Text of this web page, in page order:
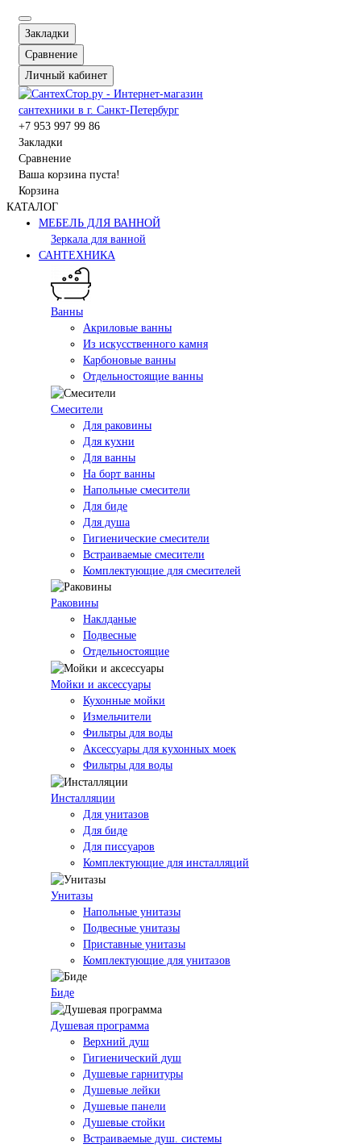
Закладки
Сравнение
Личный кабинет
+7 953 997 99 86
Закладки
Сравнение
Ваша корзина пуста!
Корзина
КАТАЛОГ
МЕБЕЛЬ ДЛЯ ВАННОЙ
Зеркала для ванной
САНТЕХНИКА
Ванны
Акриловые ванны
Из искусственного камня
Карбоновые ванны
Отдельностоящие ванны
Смесители
Для раковины
Для кухни
Для ванны
На борт ванны
Напольные смесители
Для биде
Для душа
Гигиенические смесители
Встраиваемые смесители
Комплектующие для смесителей
Раковины
Наклданые
Подвесные
Отдельностоящие
Мойки и аксессуары
Кухонные мойки
Измельчители
Фильтры для воды
Аксессуары для кухонных моек
Фильтры для воды
Инсталляции
Для унитазов
Для биде
Для писсуаров
Комплектующие для инсталляций
Унитазы
Напольные унитазы
Подвесные унитазы
Приставные унитазы
Комплектующие для унитазов
Биде
Душевая программа
Верхний душ
Гигиенический душ
Душевые гарнитуры
Душевые лейки
Душевые панели
Душевые стойки
Встраиваемые душ. системы